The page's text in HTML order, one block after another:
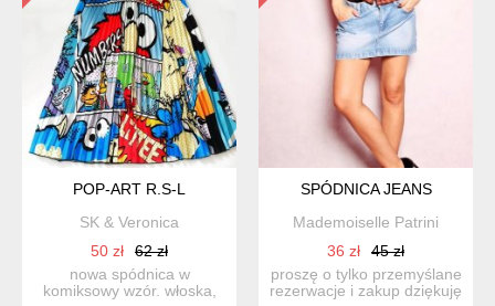
POP-ART R.S-L
SK & Veronica
50 zł
62 zł
nowa spódnica w
komiksowy wzór. włoska,
SPÓDNICA JEANS
Mademoiselle Patrini
36 zł
45 zł
proszę o tylko przemyślane
rezerwacje i zakup dziękuję